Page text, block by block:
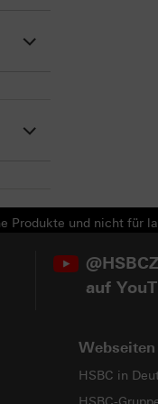
Produkte und nicht für
auf
Webseiten
HSBC in